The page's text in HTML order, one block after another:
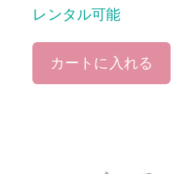
レンタル可能
カートに入れる